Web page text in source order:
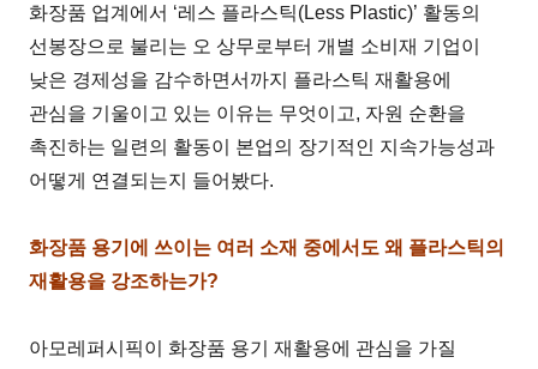
화장품 업계에서 ‘레스 플라스틱(Less Plastic)’ 활동의
선봉장으로 불리는 오 상무로부터 개별 소비재 기업이
낮은 경제성을 감수하면서까지 플라스틱 재활용에
관심을 기울이고 있는 이유는 무엇이고, 자원 순환을
촉진하는 일련의 활동이 본업의 장기적인 지속가능성과
어떻게 연결되는지 들어봤다.
화장품 용기에 쓰이는 여러 소재 중에서도 왜 플라스틱의
재활용을 강조하는가?
아모레퍼시픽이 화장품 용기 재활용에 관심을 가질